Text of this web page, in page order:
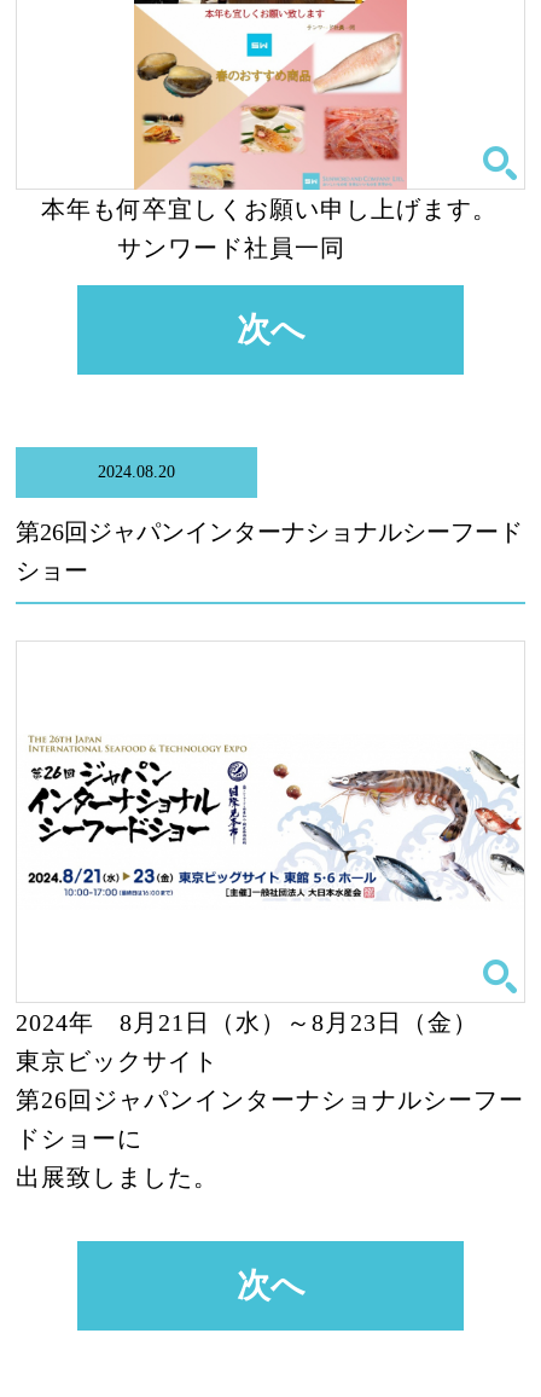
本年も何卒宜しくお願い申し上げます。
サンワード社員一同
次へ
2024.08.20
第26回ジャパンインターナショナルシーフード
ショー
2024年 8月21日（水）～8月23日（金）
東京ビックサイト
第26回ジャパンインターナショナルシーフー
ドショーに
出展致しました。
次へ